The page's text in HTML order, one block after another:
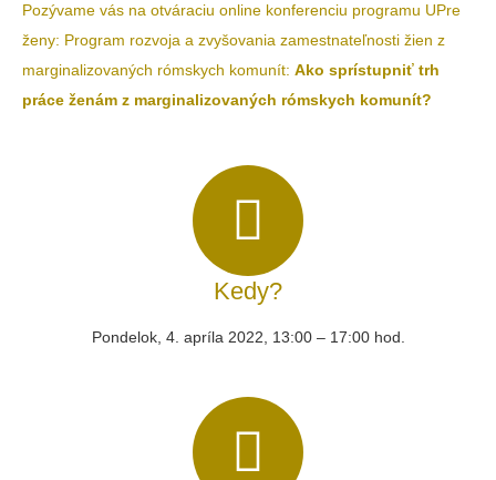
Pozývame vás na otváraciu online konferenciu programu UPre
ženy: Program rozvoja a zvyšovania zamestnateľnosti žien z
marginalizovaných rómskych komunít: Ako sprístupniť trh
práce ženám z marginalizovaných rómskych komunít?
Kedy?
Pondelok, 4. apríla 2022, 13:00 – 17:00 hod.